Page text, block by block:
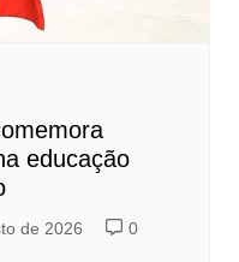
educação
de 2026 0